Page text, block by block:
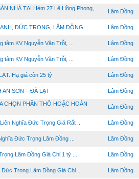
NHÀ TẠI Hẻm 27 Lê Hồng Phong,
Lâm Đồng
ĐỨC TRỌNG, LÂM ĐỒNG Lâm Đồng
tâm KV Nguyễn Văn Trỗi, ... Lâm Đồng
tâm KV Nguyễn Văn Trỗi, ... Lâm Đồng
Hạ giá còn 25 tỷ Lâm Đồng
AN SƠN – ĐÀ LẠT Lâm Đồng
CHỌN PHẦN THÔ HOẶC HOÀN
Lâm Đồng
Nghĩa Đức Trọng Giá Rất ... Lâm Đồng
Đức Trọng Lâm Đồng ... Lâm Đồng
Lâm Đồng Giá Chỉ 1 tỷ ... Lâm Đồng
Đức Trọng Lâm Đồng Giá Chỉ ... Lâm Đồng